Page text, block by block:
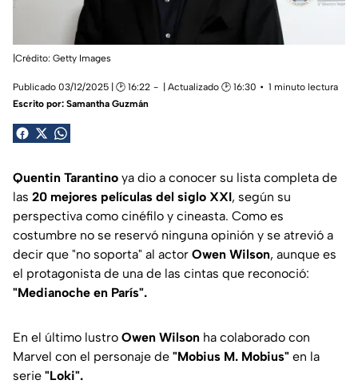
|Crédito: Getty Images
Publicado 03/12/2025 | 🕑 16:22 | Actualizado 🕑 16:30
1 minuto lectura
Escrito por: Samantha Guzmán
Quentin Tarantino ya dio a conocer su lista completa de
las 20 mejores películas del siglo XXI, según su
perspectiva como cinéfilo y cineasta. Como es
costumbre no se reservó ninguna opinión y se atrevió a
decir que "no soporta" al actor Owen Wilson, aunque es
el protagonista de una de las cintas que reconoció:
"Medianoche en París".
En el último lustro Owen Wilson ha colaborado con
Marvel con el personaje de "Mobius M. Mobius" en la
serie "Loki".